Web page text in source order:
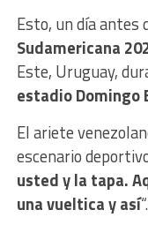
Esto, un día antes
Sudamericana
Este, Uruguay,
estadio Domingo
El ariete
escenario
usted y la tapa.
una vueltica y así“.